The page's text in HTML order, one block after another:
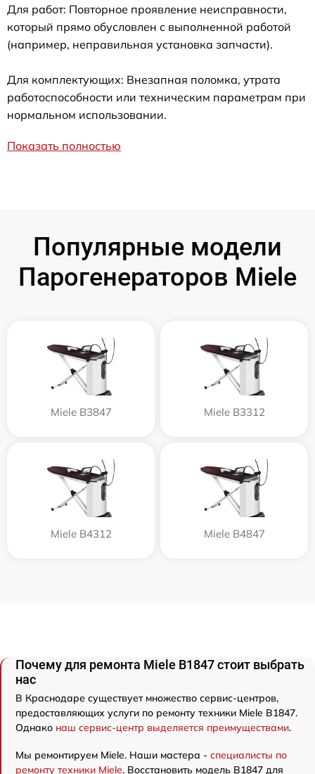
Для работ: Повторное проявление неисправности,
который прямо обусловлен с выполненной работой
(например, неправильная установка запчасти).
Для комплектующих: Внезапная поломка, утрата
работоспособности или техническим параметрам при
нормальном использовании.
Показать полностью
Популярные модели
Парогенераторов Miele
Miele B3847 Miele B3312
Miele B4312 Miele B4847
Почему для ремонта Miele B1847 стоит выбрать
нас
В Краснодаре существует множество сервис-центров,
предоставляющих услуги по ремонту техники Miele B1847.
Однако наш сервис-центр выделяется преимуществами.
Мы ремонтируем Miele. Наши мастера - специалисты по
ремонту техники Miele. Восстановить модель B1847 для